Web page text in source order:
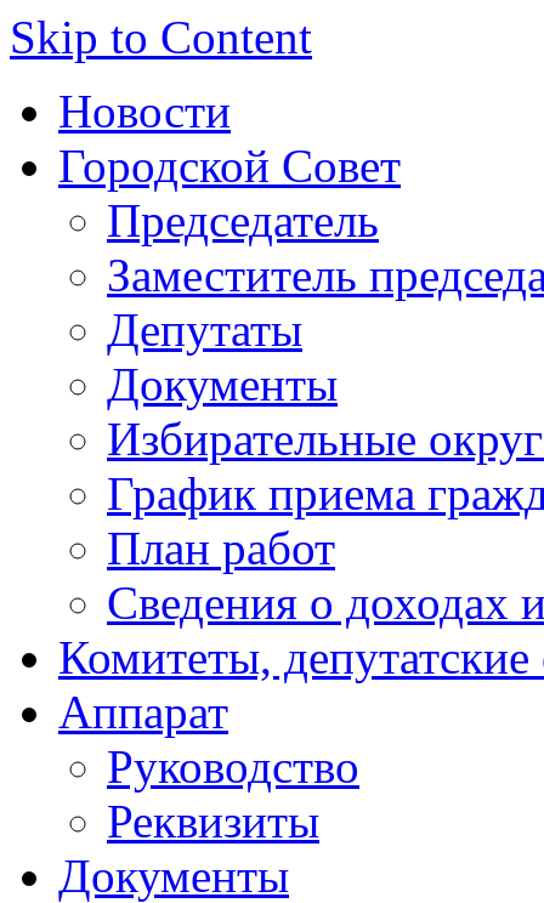
Skip to Content
Новости
Городской Совет
Председатель
Заместитель
Депутаты
Документы
Избирательные
График приема
План работ
Сведения о доходах
Комитеты,
Аппарат
Руководство
Реквизиты
Документы